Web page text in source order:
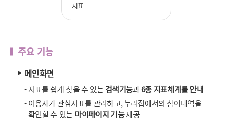
지표
주요 기능
메인화면
-지표를 쉽게 찾을 수 있는 검색기능과6종 지표체계를 안내
-이용자가 관심지표를 관리하고, 누리집에서의 참여내역을
확인할 수 있는 마이페이지 기능제공